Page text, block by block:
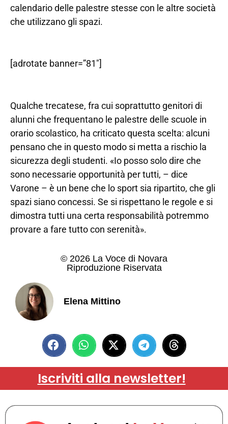
calendario delle palestre stesse con le altre società
che utilizzano gli spazi.
[adrotate banner=”81″]
Qualche trecatese, fra cui soprattutto genitori di
alunni che frequentano le palestre delle scuole in
orario scolastico, ha criticato questa scelta: alcuni
pensano che in questo modo si metta a rischio la
sicurezza degli studenti. «Io posso solo dire che
sono necessarie opportunità per tutti, – dice
Varone – è un bene che lo sport sia ripartito, che gli
spazi siano concessi. Se si rispettano le regole e si
dimostra tutti una certa responsabilità potremmo
provare a fare tutto con serenità».
© 2026 La Voce di Novara
Riproduzione Riservata
Elena Mittino
Iscriviti alla newsletter!